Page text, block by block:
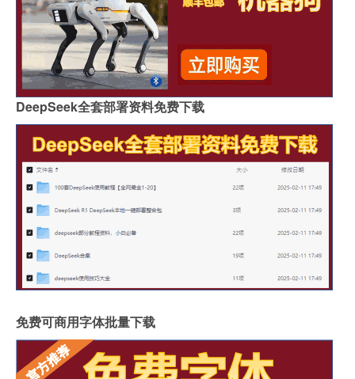
DeepSeek全套部署资料免费下载
免费可商用字体批量下载